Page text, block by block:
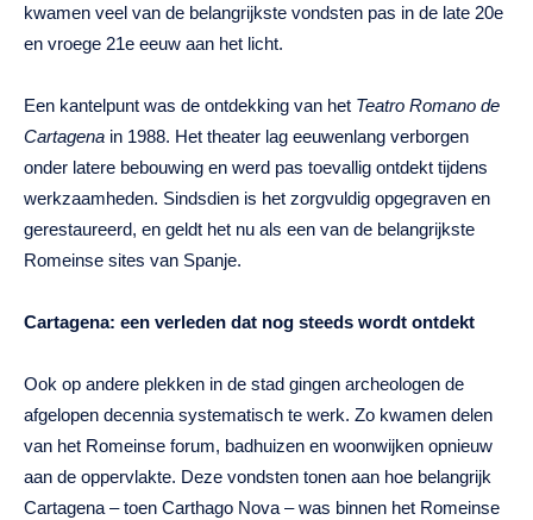
kwamen veel van de belangrijkste vondsten pas in de late 20e
en vroege 21e eeuw aan het licht.
Een kantelpunt was de ontdekking van het Teatro Romano de
Cartagena in 1988. Het theater lag eeuwenlang verborgen
onder latere bebouwing en werd pas toevallig ontdekt tijdens
werkzaamheden. Sindsdien is het zorgvuldig opgegraven en
gerestaureerd, en geldt het nu als een van de belangrijkste
Romeinse sites van Spanje.
Cartagena: een verleden dat nog steeds wordt ontdekt
Ook op andere plekken in de stad gingen archeologen de
afgelopen decennia systematisch te werk. Zo kwamen delen
van het Romeinse forum, badhuizen en woonwijken opnieuw
aan de oppervlakte. Deze vondsten tonen aan hoe belangrijk
Cartagena – toen Carthago Nova – was binnen het Romeinse